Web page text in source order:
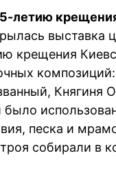
летию
выставка
крещения
Княгиня
песка и
собирали в